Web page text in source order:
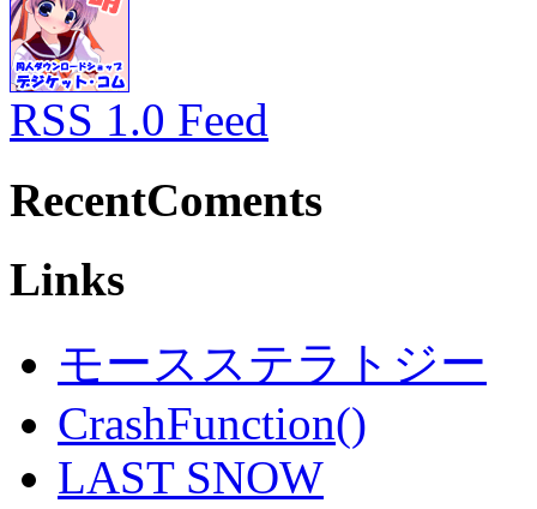
RSS 1.0 Feed
RecentComents
Links
モースステラトジー
CrashFunction()
LAST SNOW